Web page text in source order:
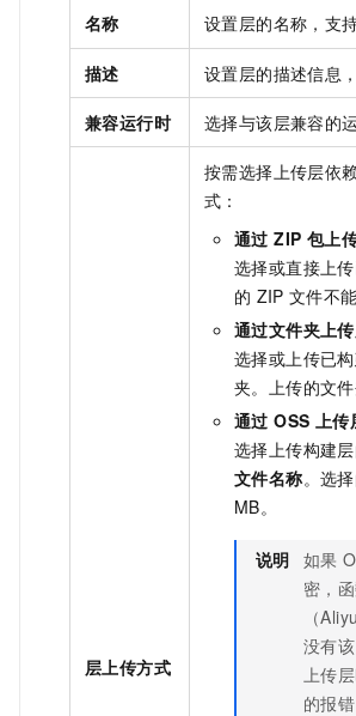
名称 设置层的名称，支
描述 设置层的描述信息
兼容运行时 选择与该层兼容的
层上传方式
按需选择上传层依
式：
通过 ZIP 包上
选择或直接上
的 ZIP 文件不
通过文件夹上
选择或上传已
夹。上传的文
通过 OSS 上传
选择上传构建
文件名称。选
MB。
说明 如果
密，
（
没有
上传
的报